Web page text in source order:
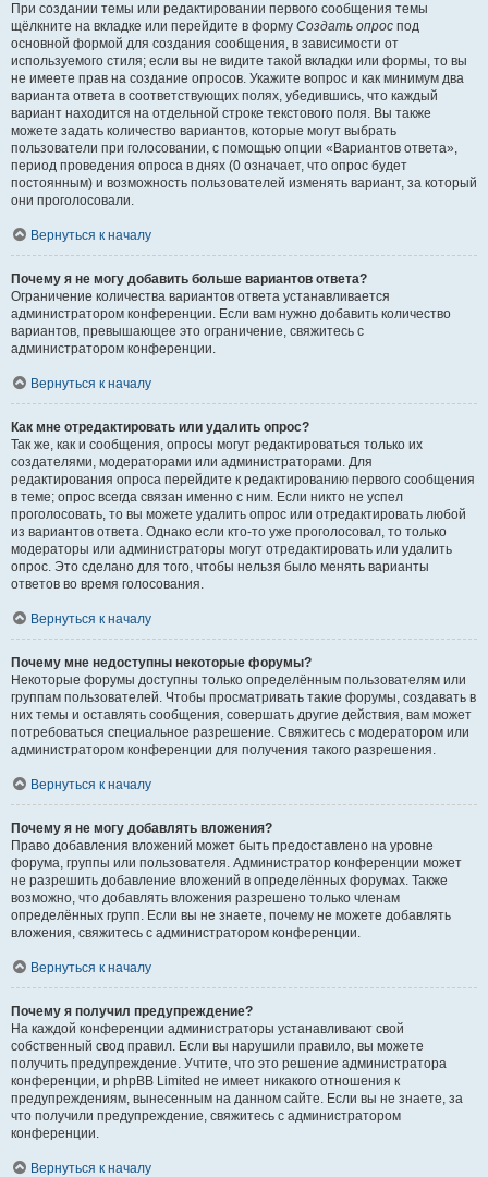
При создании темы или редактировании первого сообщения темы
щёлкните на вкладке или перейдите в форму Создать опрос под
основной формой для создания сообщения, в зависимости от
используемого стиля; если вы не видите такой вкладки или формы, то вы
не имеете прав на создание опросов. Укажите вопрос и как минимум два
варианта ответа в соответствующих полях, убедившись, что каждый
вариант находится на отдельной строке текстового поля. Вы также
можете задать количество вариантов, которые могут выбрать
пользователи при голосовании, с помощью опции «Вариантов ответа»,
период проведения опроса в днях (0 означает, что опрос будет
постоянным) и возможность пользователей изменять вариант, за который
они проголосовали.
Вернуться к началу
Почему я не могу добавить больше вариантов ответа?
Ограничение количества вариантов ответа устанавливается
администратором конференции. Если вам нужно добавить количество
вариантов, превышающее это ограничение, свяжитесь с
администратором конференции.
Вернуться к началу
Как мне отредактировать или удалить опрос?
Так же, как и сообщения, опросы могут редактироваться только их
создателями, модераторами или администраторами. Для
редактирования опроса перейдите к редактированию первого сообщения
в теме; опрос всегда связан именно с ним. Если никто не успел
проголосовать, то вы можете удалить опрос или отредактировать любой
из вариантов ответа. Однако если кто-то уже проголосовал, то только
модераторы или администраторы могут отредактировать или удалить
опрос. Это сделано для того, чтобы нельзя было менять варианты
ответов во время голосования.
Вернуться к началу
Почему мне недоступны некоторые форумы?
Некоторые форумы доступны только определённым пользователям или
группам пользователей. Чтобы просматривать такие форумы, создавать в
них темы и оставлять сообщения, совершать другие действия, вам может
потребоваться специальное разрешение. Свяжитесь с модератором или
администратором конференции для получения такого разрешения.
Вернуться к началу
Почему я не могу добавлять вложения?
Право добавления вложений может быть предоставлено на уровне
форума, группы или пользователя. Администратор конференции может
не разрешить добавление вложений в определённых форумах. Также
возможно, что добавлять вложения разрешено только членам
определённых групп. Если вы не знаете, почему не можете добавлять
вложения, свяжитесь с администратором конференции.
Вернуться к началу
Почему я получил предупреждение?
На каждой конференции администраторы устанавливают свой
собственный свод правил. Если вы нарушили правило, вы можете
получить предупреждение. Учтите, что это решение администратора
конференции, и phpBB Limited не имеет никакого отношения к
предупреждениям, вынесенным на данном сайте. Если вы не знаете, за
что получили предупреждение, свяжитесь с администратором
конференции.
Вернуться к началу